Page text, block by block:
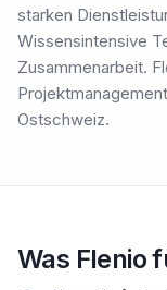
starken
Wissensintensive
Zusammenarbeit.
Ostschweiz.
Was Flenio